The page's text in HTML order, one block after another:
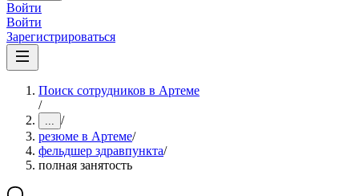
Войти
Войти
Зарегистрироваться
Поиск сотрудников в Артеме
/
... /
резюме в Артеме/
фельдшер здравпункта/
полная занятость